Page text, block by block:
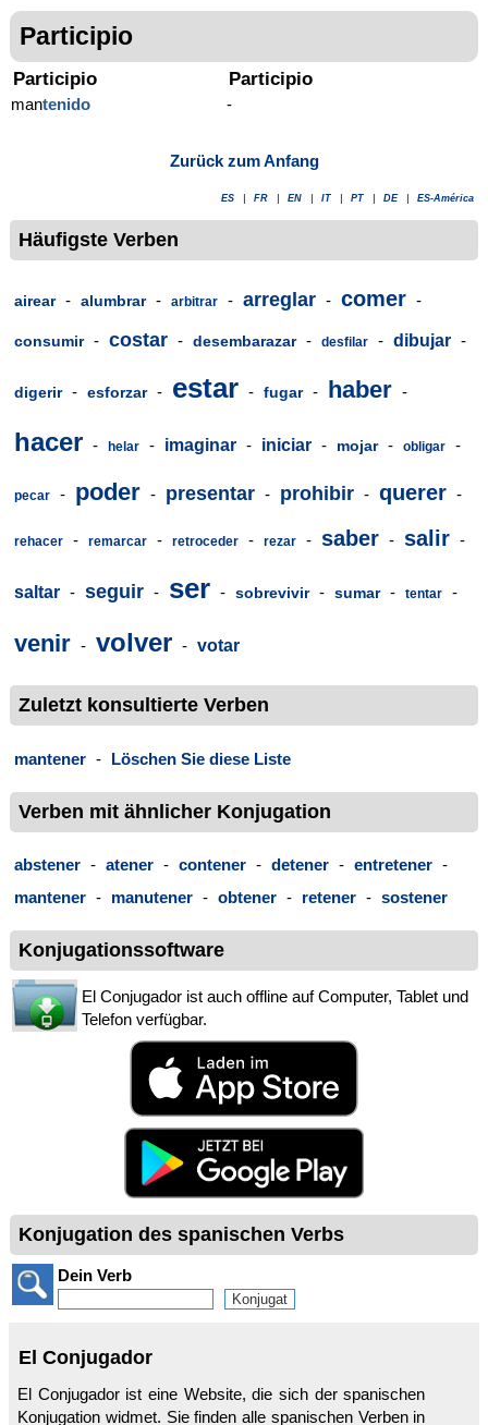
Participio
Participio
mantenido
Participio
-
Zurück zum Anfang
ES FR EN IT PT DE ES-América
Häufigste Verben
airear - alumbrar - arbitrar - arreglar - comer -
consumir - costar - desembarazar - desfilar - dibujar -
digerir - esforzar - estar - fugar - haber -
hacer - helar - imaginar - iniciar - mojar - obligar -
pecar - poder - presentar - prohibir - querer -
rehacer - remarcar - retroceder - rezar - saber - salir -
saltar - seguir - ser - sobrevivir - sumar - tentar -
venir - volver - votar
Zuletzt konsultierte Verben
mantener - Löschen Sie diese Liste
Verben mit ähnlicher Konjugation
abstener - atener - contener - detener - entretener -
mantener - manutener - obtener - retener - sostener
Konjugationssoftware
El Conjugador ist auch offline auf Computer, Tablet und
Telefon verfügbar.
Konjugation des spanischen Verbs
Dein Verb
El Conjugador
El Conjugador ist eine Website, die sich der spanischen
Konjugation widmet. Sie finden alle spanischen Verben in